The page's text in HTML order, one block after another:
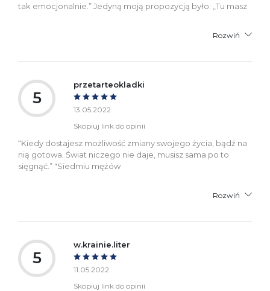
tak emocjonalnie.” Jedyną moją propozycją było: „Tu masz
Rozwiń
5
przetarteokladki
13.05.2022
Skopiuj link do opinii
“Kiedy dostajesz możliwość zmiany swojego życia, bądź na
nią gotowa. Świat niczego nie daje, musisz sama po to
sięgnąć.” "Siedmiu mężów
Rozwiń
5
w.krainie.liter
11.05.2022
Skopiuj link do opinii